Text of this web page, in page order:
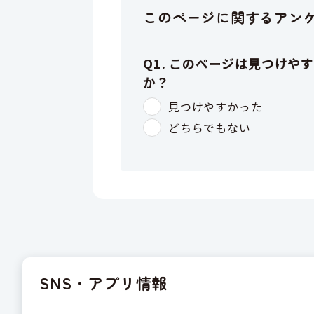
このページに関するアン
SNS・アプリ情報